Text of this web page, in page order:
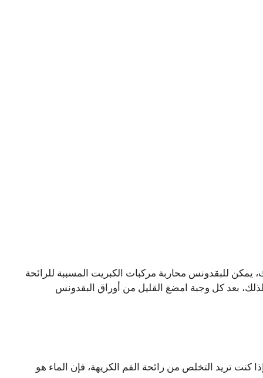
يمكن للبقدونس محاربة مركبات الكبريت المسببة للرائحة
بعد كل وجبة امضغ القليل من أوراق البقدونس
كنت تريد التخلص من رائحة الفم الكريهة، فإن الماء هو